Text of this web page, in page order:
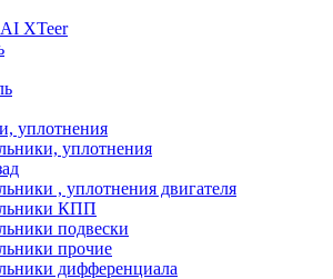
XTeer
уплотнения
уплотнения
, уплотнения двигателя
КПП
подвески
прочие
дифференциала